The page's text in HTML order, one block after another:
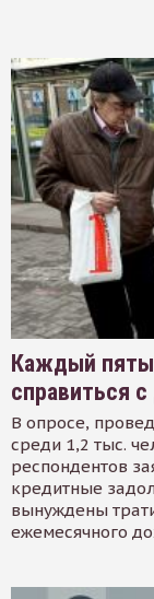
Каждый
справиться с
В опросе,
среди 1,2 тыс.
респондентов
кредитные
вынуждены
ежемесячного